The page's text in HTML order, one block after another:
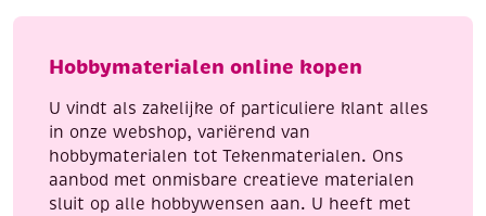
aantal
aantal
Hobbymaterialen online kopen
U vindt als zakelijke of particuliere klant alles
in onze webshop, variërend van
hobbymaterialen tot Tekenmaterialen. Ons
aanbod met onmisbare creatieve materialen
sluit op alle hobbywensen aan. U heeft met